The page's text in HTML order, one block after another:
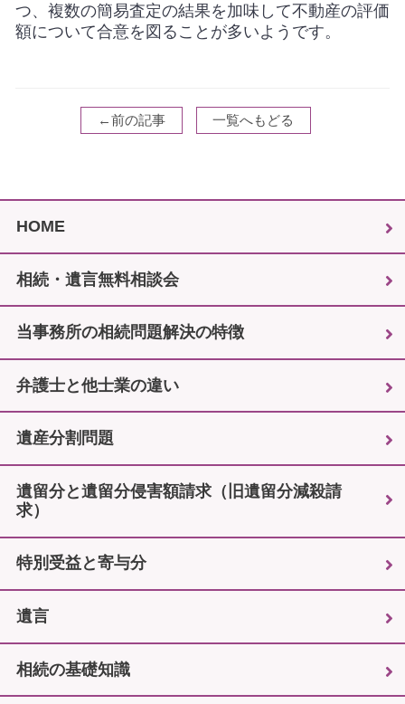
つ、複数の簡易査定の結果を加味して不動産の評価
額について合意を図ることが多いようです。
←前の記事 一覧へもどる
HOME
相続・遺言無料相談会
当事務所の相続問題解決の特徴
弁護士と他士業の違い
遺産分割問題
遺留分と遺留分侵害額請求（旧遺留分減殺請
求）
特別受益と寄与分
遺言
相続の基礎知識